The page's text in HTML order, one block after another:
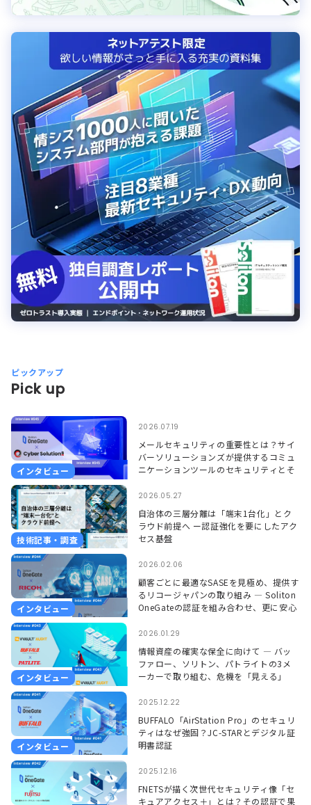
ピックアップ
Pick up
インタビュー
2026.07.19
メールセキュリティの重要性とは？サイ
バーソリューションズが提供するコミュ
ニケーションツールのセキュリティとそ
技術記事・調査
2026.05.27
自治体の三層分離は「端末1台化」とク
ラウド前提へ ー認証強化を要にしたアク
セス基盤
インタビュー
2026.02.06
顧客ごとに最適なSASEを見極め、提供す
るリコージャパンの取り組み ― Soliton
OneGateの認証を組み合わせ、更に安心
インタビュー
2026.01.29
情報資産の確実な保全に向けて ― バッ
ファロー、ソリトン、パトライトの3メ
ーカーで取り組む、危機を「見える」
―
インタビュー
2025.12.22
BUFFALO「AirStation Pro」のセキュリ
ティはなぜ強固？JC-STARとデジタル証
明書認証
2025.12.16
FNETSが描く次世代セキュリティ像「セ
キュアアクセス＋」とは？その認証で果